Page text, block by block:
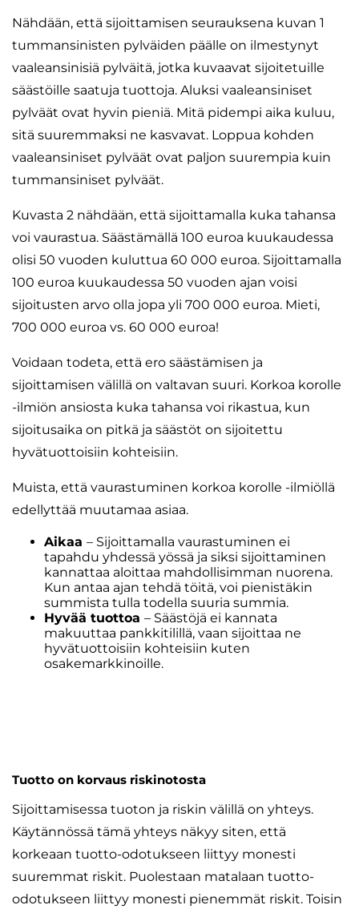
Nähdään, että sijoittamisen seurauksena kuvan 1
tummansinisten pylväiden päälle on ilmestynyt
vaaleansinisiä pylväitä, jotka kuvaavat sijoitetuille
säästöille saatuja tuottoja. Aluksi vaaleansiniset
pylväät ovat hyvin pieniä. Mitä pidempi aika kuluu,
sitä suuremmaksi ne kasvavat. Loppua kohden
vaaleansiniset pylväät ovat paljon suurempia kuin
tummansiniset pylväät.
Kuvasta 2 nähdään, että sijoittamalla kuka tahansa
voi vaurastua. Säästämällä 100 euroa kuukaudessa
olisi 50 vuoden kuluttua 60 000 euroa. Sijoittamalla
100 euroa kuukaudessa 50 vuoden ajan voisi
sijoitusten arvo olla jopa yli 700 000 euroa. Mieti,
700 000 euroa vs. 60 000 euroa!
Voidaan todeta, että ero säästämisen ja
sijoittamisen välillä on valtavan suuri. Korkoa korolle
-ilmiön ansiosta kuka tahansa voi rikastua, kun
sijoitusaika on pitkä ja säästöt on sijoitettu
hyvätuottoisiin kohteisiin.
Muista, että vaurastuminen korkoa korolle -ilmiöllä
edellyttää muutamaa asiaa.
Aikaa – Sijoittamalla vaurastuminen ei
tapahdu yhdessä yössä ja siksi sijoittaminen
kannattaa aloittaa mahdollisimman nuorena.
Kun antaa ajan tehdä töitä, voi pienistäkin
summista tulla todella suuria summia.
Hyvää tuottoa – Säästöjä ei kannata
makuuttaa pankkitilillä, vaan sijoittaa ne
hyvätuottoisiin kohteisiin kuten
osakemarkkinoille.
Tuotto on korvaus riskinotosta
Sijoittamisessa tuoton ja riskin välillä on yhteys.
Käytännössä tämä yhteys näkyy siten, että
korkeaan tuotto-odotukseen liittyy monesti
suuremmat riskit. Puolestaan matalaan tuotto-
odotukseen liittyy monesti pienemmät riskit. Toisin